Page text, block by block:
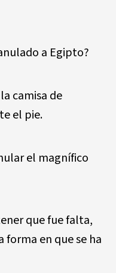
a Egipto?
camisa de
el pie.
el magnífico
que fue falta,
forma en que se ha